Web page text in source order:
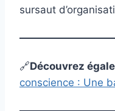
sursaut
🔗Découvrez
conscience : Une